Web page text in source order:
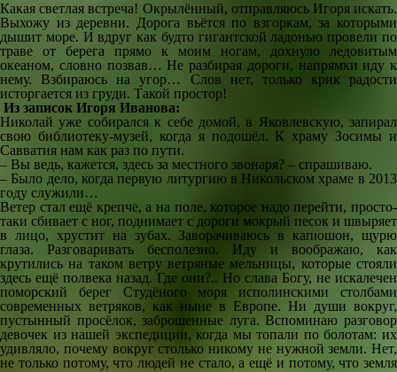
Какая светлая встреча! Окрылённый, отправляюсь Игоря искать.
Выхожу из деревни. Дорога вьётся по взгоркам, за которыми
дышит море. И вдруг как будто гигантской ладонью провели по
траве от берега прямо к моим ногам, дохнуло ледовитым
океаном, словно позвав… Не разбирая дороги, напрямки иду к
нему. Взбираюсь на угор… Слов нет, только крик радости
исторгается из груди. Такой простор!
Из записок Игоря Иванова:
Николай уже собирался к себе домой, в Яковлевскую, запирал
свою библиотеку-музей, когда я подошёл. К храму Зосимы и
Савватия нам как раз по пути.
– Вы ведь, кажется, здесь за местного звонаря? – спрашиваю.
– Было дело, когда первую литургию в Никольском храме в 2013
году служили…
Ветер стал ещё крепче, а на поле, которое надо перейти, просто-
таки сбивает с ног, поднимает с дороги мокрый песок и швыряет
в лицо, хрустит на зубах. Заворачиваюсь в капюшон, щурю
глаза. Разговаривать бесполезно. Иду и воображаю, как
крутились на таком ветру ветряные мельницы, которые стояли
здесь ещё полвека назад. Где они?.. Но слава Богу, не искалечен
поморский берег Студёного моря исполинскими столбами
современных ветряков, как ныне в Европе. Ни души вокруг,
пустынный просёлок, заброшенные луга. Вспоминаю разговор
девочек из нашей экспедиции, когда мы топали по болотам: их
удивляло, почему вокруг столько никому не нужной земли. Нет,
не только потому, что людей не стало, а ещё и потому, что земля